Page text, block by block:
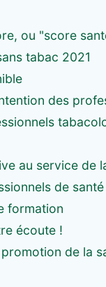
ou "score
tabac 2021
des
au service de
de santé
formation
écoute !
de la